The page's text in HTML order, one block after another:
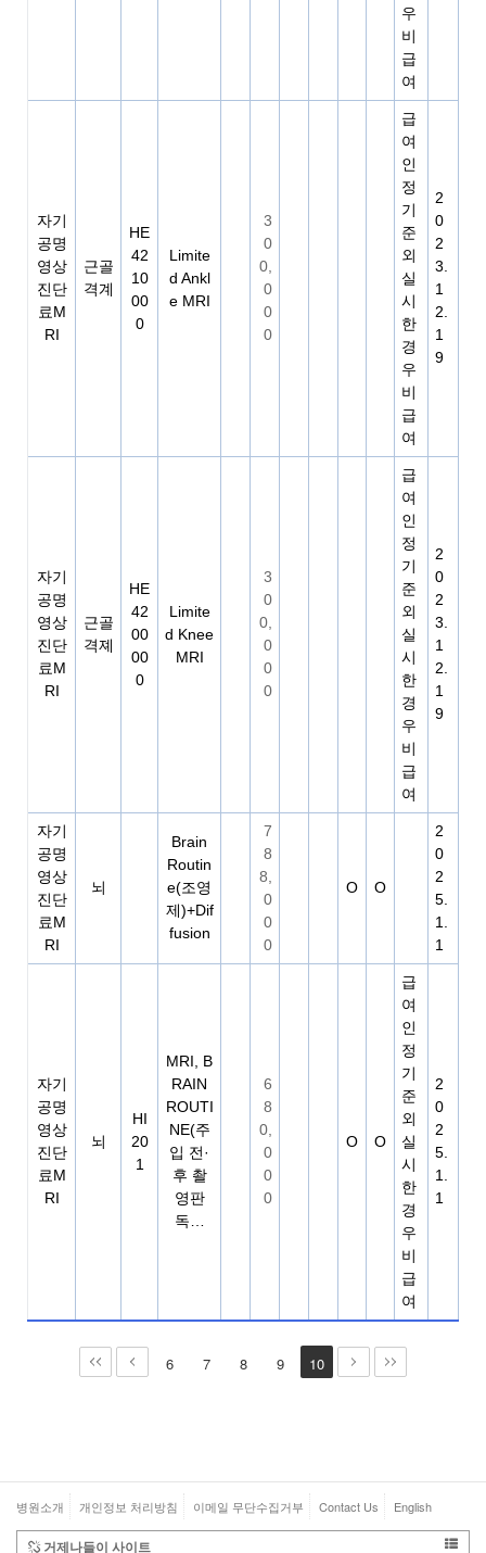
우
비
급
여
자기
공명
영상
진단
료M
RI
근골
격계
HE
42
10
00
0
Limite
d Ankl
e MRI
3
0
0,
0
0
0
급
여
인
정
기
준
외
실
시
한
경
우
비
급
여
2
0
2
3.
1
2.
1
9
자기
공명
영상
진단
료M
RI
근골
격졔
HE
42
00
00
0
Limite
d Knee
MRI
3
0
0,
0
0
0
급
여
인
정
기
준
외
실
시
한
경
우
비
급
여
2
0
2
3.
1
2.
1
9
자기
공명
영상
진단
료M
RI
뇌
Brain
Routin
e(조영
제)+Dif
fusion
7
8
8,
0
0
0
O O
2
0
2
5.
1.
1
자기
공명
영상
진단
료M
RI
뇌
HI
20
1
MRI, B
RAIN
ROUTI
NE(주
입 전·
후 촬
영판
독…
6
8
0,
0
0
0
O O
급
여
인
정
기
준
외
실
시
한
경
우
비
급
여
2
0
2
5.
1.
1
6 7 8 9 10
병원소개 개인정보 처리방침 이메일 무단수집거부 Contact Us English
거제나들이 사이트